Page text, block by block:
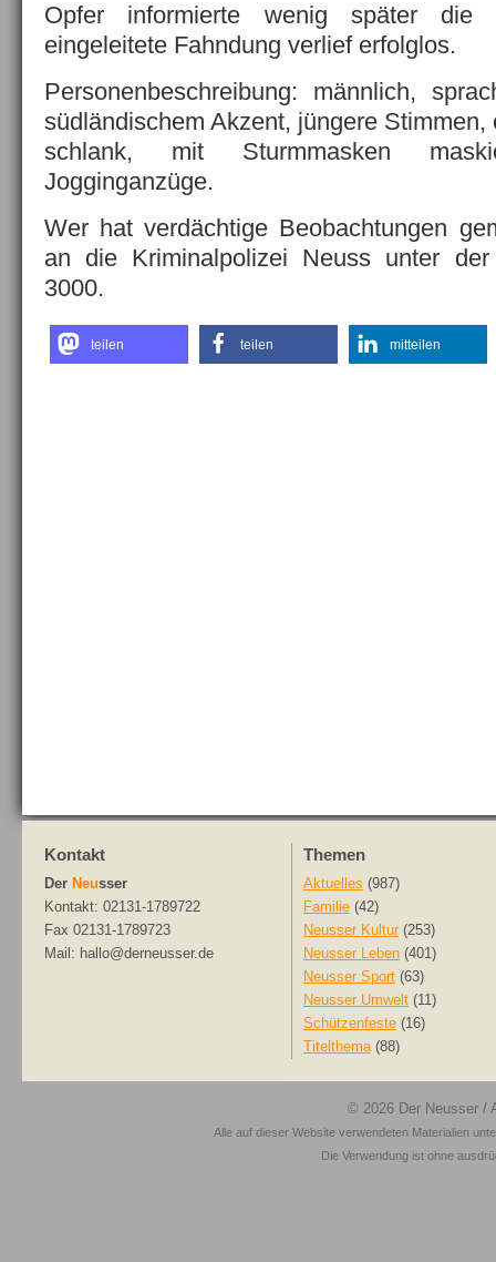
Opfer informierte wenig später die
eingeleitete Fahndung verlief erfolglos.
Personenbeschreibung: männlich,
südländischem Akzent, jüngere
schlank, mit Sturmmasken
Jogginganzüge.
Wer hat verdächtige Beobachtungen
an die Kriminalpolizei Neuss unter
3000.
teilen teilen mitteilen
Kontakt
Der Neusser
Kontakt: 02131-1789722
Fax 02131-1789723
Mail: hallo@derneusser.de
Themen
Aktuelles (987)
Familie (42)
Neusser Kultur (253)
Neusser Leben (401)
Neusser Sport (63)
Neusser Umwelt (11)
Schützenfeste (16)
Titelthema(88)
© 2026 Der Neusser /
Alle auf dieser Website verwendeten Materialien
Die Verwendung ist ohne